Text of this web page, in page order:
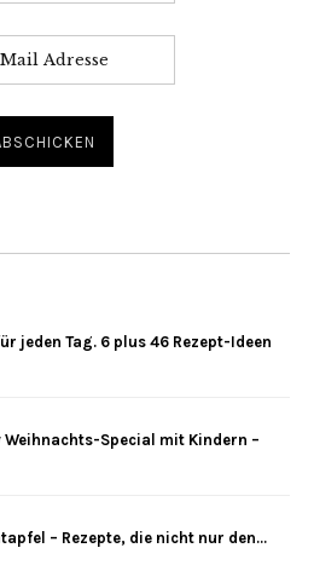
jeden Tag. 6 plus 46 Rezept-Ideen
Weihnachts-Special mit Kindern –
– Rezepte, die nicht nur den...